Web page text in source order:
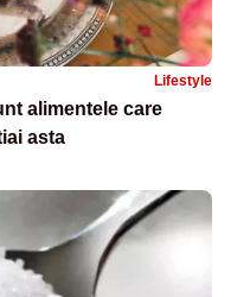
Lifestyle
alimentele care
asta